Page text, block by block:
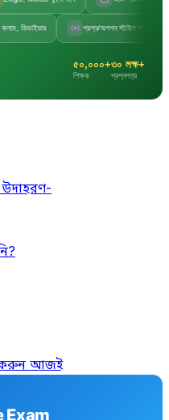
প্রশ্ন/অপশন স্টাইল পরিবর্তন
৫০,০০০+
শিক্ষক
৩০ লক্ষ+
প্রশ্নপত্র
করুন আজই
Exam